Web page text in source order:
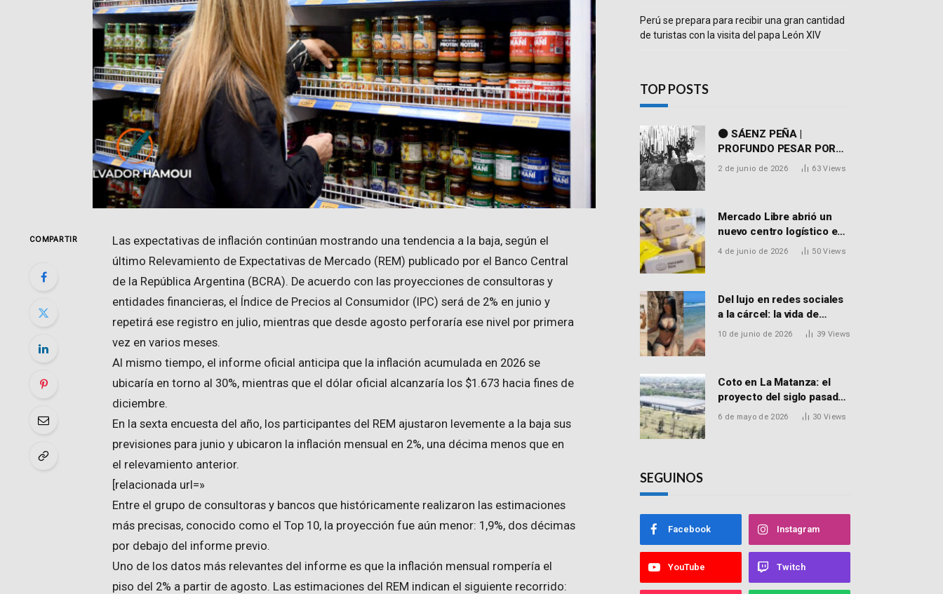
COMPARTIR
Las expectativas de inflación continúan mostrando una tendencia a la baja, según el
último Relevamiento de Expectativas de Mercado (REM) publicado por el Banco Central
de la República Argentina (BCRA). De acuerdo con las proyecciones de consultoras y
entidades financieras, el Índice de Precios al Consumidor (IPC) será de 2% en junio y
repetirá ese registro en julio, mientras que desde agosto perforaría ese nivel por primera
vez en varios meses.
Al mismo tiempo, el informe oficial anticipa que la inflación acumulada en 2026 se
ubicaría en torno al 30%, mientras que el dólar oficial alcanzaría los $1.673 hacia fines de
diciembre.
En la sexta encuesta del año, los participantes del REM ajustaron levemente a la baja sus
previsiones para junio y ubicaron la inflación mensual en 2%, una décima menos que en
el relevamiento anterior.
[relacionada url=»
Entre el grupo de consultoras y bancos que históricamente realizaron las estimaciones
más precisas, conocido como el Top 10, la proyección fue aún menor: 1,9%, dos décimas
por debajo del informe previo.
Uno de los datos más relevantes del informe es que la inflación mensual rompería el
piso del 2% a partir de agosto. Las estimaciones del REM indican el siguiente recorrido:
Perú se prepara para recibir una gran cantidad
de turistas con la visita del papa León XIV
TOP POSTS
⚫ SÁENZ PEÑA |
PROFUNDO PESAR POR
EL FALLECIMIENTO DEL
2 de junio de 2026 63Views
Mercado Libre abrió un
nuevo centro logístico en
Don Torcuato que
4 de junio de 2026 50Views
Del lujo en redes sociales
a la cárcel: la vida de
Macarena Distéfano, la
10 de junio de 2026 39 Views
Coto en La Matanza: el
proyecto del siglo pasado
que recibió el aval de la
6 de mayo de 2026 30 Views
SEGUINOS
Facebook Instagram
YouTube Twitch